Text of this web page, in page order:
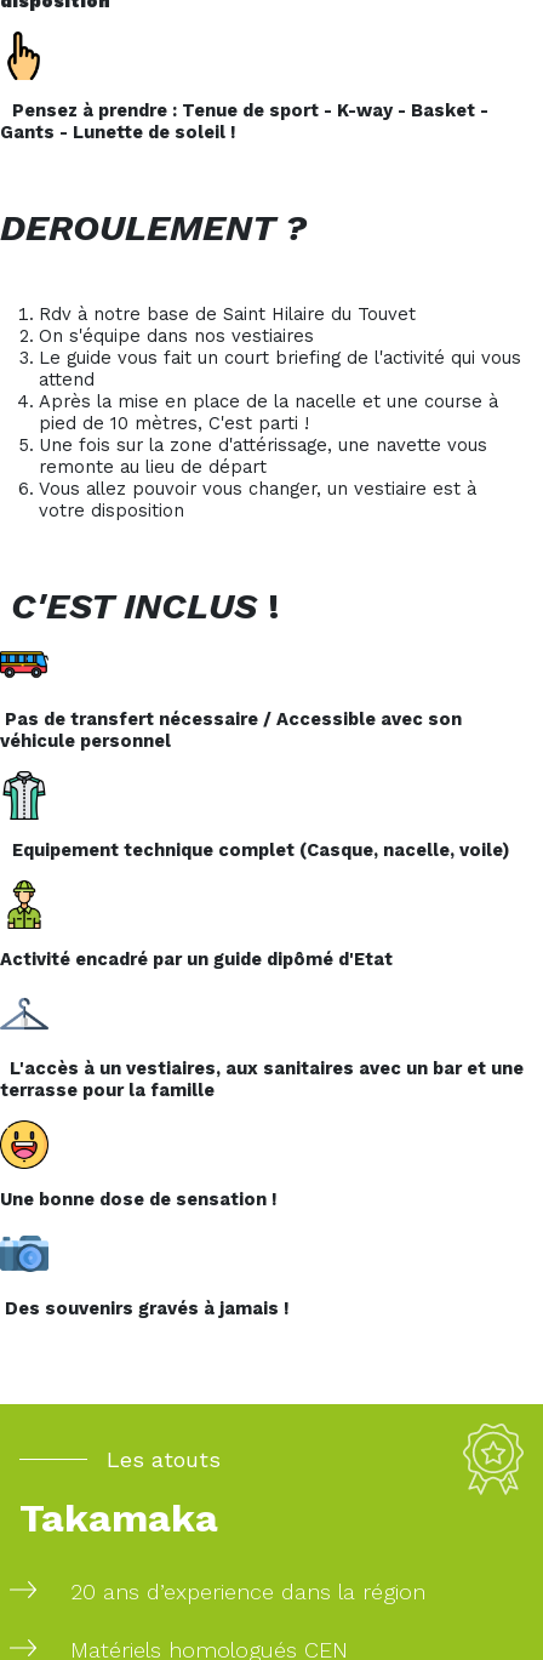
Pensez à prendre : Tenue de sport - K-way - Basket -
Gants - Lunette de soleil !
DEROULEMENT ?
Rdv à notre base de Saint Hilaire du Touvet
On s'équipe dans nos vestiaires
Le guide vous fait un court briefing de l'activité qui vous
attend
Après la mise en place de la nacelle et une course à
pied de 10 mètres, C'est parti !
Une fois sur la zone d'attérissage, une navette vous
remonte au lieu de départ
Vous allez pouvoir vous changer, un vestiaire est à
votre disposition
C'EST INCLUS!
Pas de transfert nécessaire / Accessible avec son
véhicule personnel
Equipement technique complet (Casque, nacelle, voile)
Activité encadré par un guide dipômé d'Etat
L'accès à un vestiaires, aux sanitaires avec un bar et une
terrasse pour la famille
Une bonne dose de sensation !
Des souvenirs gravés à jamais !
Les atouts
Takamaka
20 ans d’experience dans la région
Matériels homologués CEN